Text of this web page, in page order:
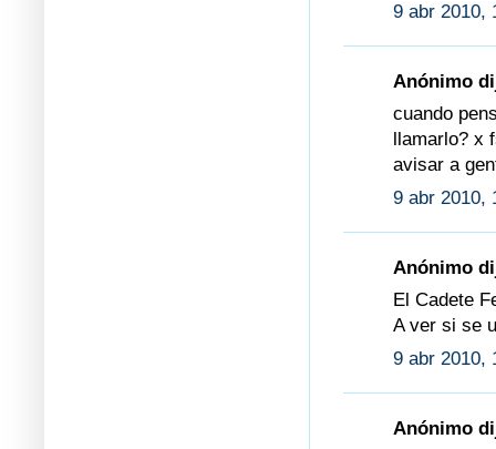
9 abr 2010,
Anónimo
cuando
llamarlo?
avisar a
9 abr 2010,
Anónimo
El Cadete
A ver si se
9 abr 2010,
Anónimo